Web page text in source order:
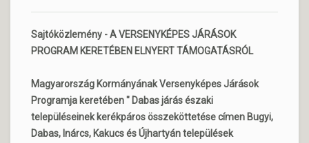
Sajtóközlemény - A VERSENYKÉPES JÁRÁSOK
PROGRAM KERETÉBEN ELNYERT TÁMOGATÁSRÓL
Magyarország Kormányának Versenyképes Járások
Programja keretében " Dabas járás északi
településeinek kerékpáros összeköttetése címen Bugyi,
Dabas, Inárcs, Kakucs és Újhartyán települések